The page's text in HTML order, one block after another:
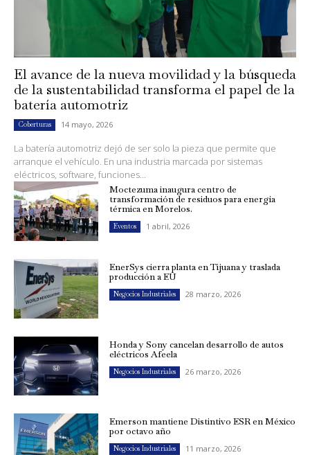
El avance de la nueva movilidad y la búsqueda
de la sustentabilidad transforma el papel de la
batería automotriz
Coberturas 14 mayo, 2026
La batería automotriz dejó de ser solo la pieza que permite que
arranque el vehículo. En una industria marcada por sistemas
eléctricos, software, funciones...
Moctezuma inaugura centro de
transformación de residuos para energía
térmica en Morelos.
Eventos 1 abril, 2026
EnerSys cierra planta en Tijuana y traslada
producción a EU
Negocios Industriales 28 marzo, 2026
Honda y Sony cancelan desarrollo de autos
eléctricos Afeela
Negocios Industriales 26 marzo, 2026
Emerson mantiene Distintivo ESR en México
por octavo año
Negocios Industriales 11 marzo, 2026